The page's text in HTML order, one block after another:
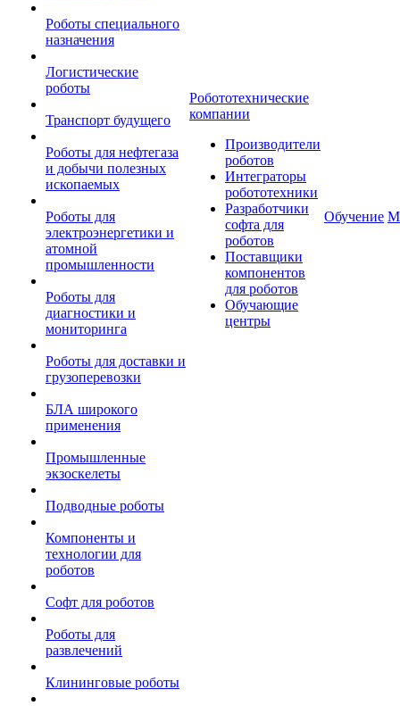
Роботы специального
назначения
Логистические
роботы
Транспорт будущего
Роботы для нефтегаза
и добычи полезных
ископаемых
Роботы для
электроэнергетики и
атомной
промышленности
Роботы для
диагностики и
мониторинга
Роботы для доставки и
грузоперевозки
БЛА широкого
применения
Промышленные
экзоскелеты
Подводные роботы
Компоненты и
технологии для
роботов
Софт для роботов
Роботы для
развлечений
Клининговые роботы
Робототехнические
компании
Производители
роботов
Интеграторы
робототехники
Разработчики
софта для
роботов
Поставщики
компонентов
для роботов
Обучающие
центры
Обучение